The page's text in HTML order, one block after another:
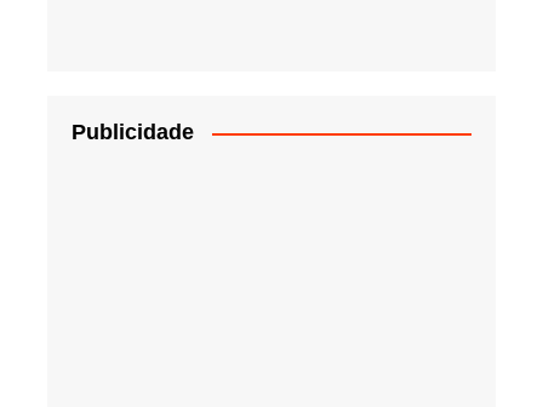
Publicidade